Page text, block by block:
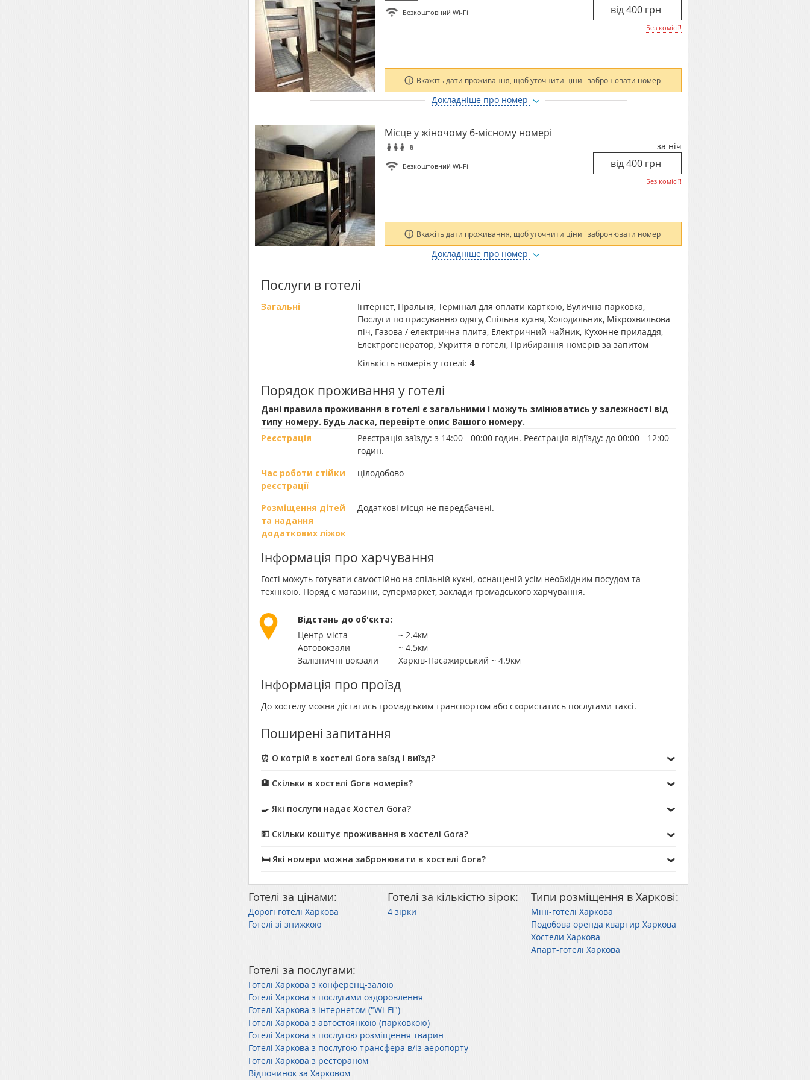
Безкоштовний Wi-Fi
Без комісії!
Вкажіть дати проживання, щоб уточнити ціни і забронювати номер
Докладніше про номер
Місце у жіночому 6-місному номері
6
Безкоштовний Wi-Fi
за ніч
Без комісії!
Вкажіть дати проживання, щоб уточнити ціни і забронювати номер
Докладніше про номер
Послуги в готелі
Загальні
Інтернет, Пральня, Термінал для оплати карткою, Вулична парковка,
Послуги по прасуванню одягу, Спільна кухня, Холодильник, Мікрохвильова
піч, Газова / електрична плита, Електричний чайник, Кухонне приладдя,
Електрогенератор, Укриття в готелі, Прибирання номерів за запитом
Кількість номерів у готелі: 4
Порядок проживання у готелі
Дані правила проживання в готелі є загальними і можуть змінюватись у залежності від
типу номеру. Будь ласка, перевірте опис Вашого номеру.
Реєстрація
Реєстрація заїзду: з 14:00 - 00:00 годин. Реєстрація від'їзду: до 00:00 - 12:00
годин.
Час роботи стійки
реєстрації
цілодобово
Розміщення дітей
та надання
додаткових ліжок
Додаткові місця не передбачені.
Інформація про харчування
Гості можуть готувати самостійно на спільній кухні, оснащеній усім необхідним посудом та
технікою. Поряд є магазини, супермаркет, заклади громадського харчування.
Відстань до об'єкта:
Центр міста
~ 2.4км
Автовокзали
~ 4.5км
Залізничні вокзали
Харків-Пасажирський ~ 4.9км
Інформація про проїзд
До хостелу можна дістатись громадським транспортом або скористатись послугами таксі.
Поширені запитання
⏰ О котрій в хостелі Gora заїзд і виїзд?
🏨 Скільки в хостелі Gora номерів?
🍳 Які послуги надає Хостел Gora?
💵 Скільки коштує проживання в хостелі Gora?
🛏️ Які номери можна забронювати в хостелі Gora?
Готелі за цінами:
Дорогі готелі Харкова
Готелі зі знижкою
Готелі за кількістю зірок:
4 зірки
Типи розміщення в Харкові:
Міні-готелі Харкова
Подобова оренда квартир Харкова
Хостели Харкова
Апарт-готелі Харкова
Готелі за послугами:
Готелі Харкова з конференц-залою
Готелі Харкова з послугами оздоровлення
Готелі Харкова з інтернетом ("Wi-Fi")
Готелі Харкова з автостоянкою (парковкою)
Готелі Харкова з послугою розміщення тварин
Готелі Харкова з послугою трансфера в/із аеропорту
Готелі Харкова з рестораном
Відпочинок за Харковом